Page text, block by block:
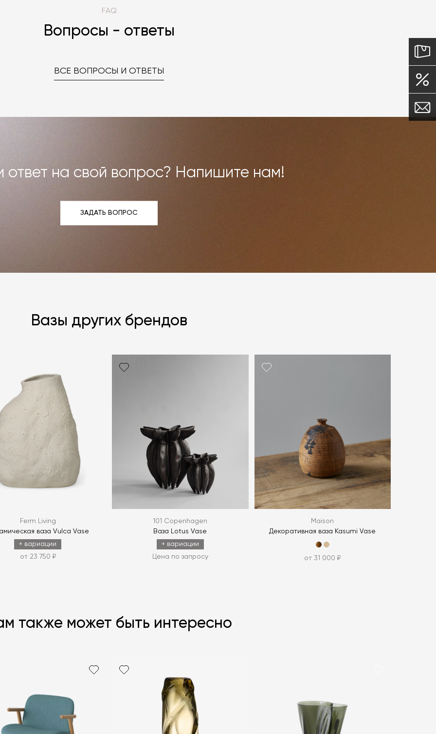
FAQ
Вопросы - ответы
ВСЕ ВОПРОСЫ И ОТВЕТЫ
ответ на свой вопрос? Напишите нам!
ЗАДАТЬ ВОПРОС
ЗАДАТЬ ВОПРОС
Вазы других брендов
Ferm Living
ваза Vulca Vase
+ вариации
от 23 750 ₽
101 Copenhagen
Ваза Lotus Vase
+ вариации
Цена по запросу
Maison
Декоративная ваза Kasumi Vase
от 31 000 ₽
также может быть интересно